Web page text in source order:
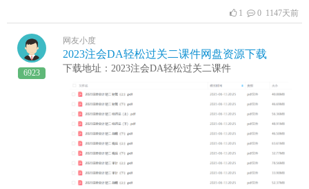
1 0 1147天前
6923
网友小度
2023注会DA轻松过关二课件网盘资源下载
下载地址：2023注会DA轻松过关二课件